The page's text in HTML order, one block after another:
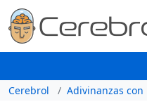
Cerebrol Adivinanzas con